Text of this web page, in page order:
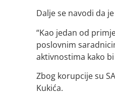
Dalje se navodi da
“Kao jedan od
poslovnim
aktivnostima kako
Zbog korupcije su
Kukića.